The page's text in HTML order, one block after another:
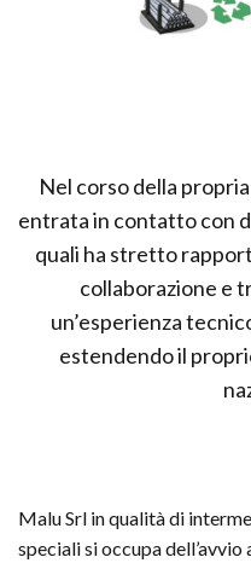
Nel corso della
entrata in contatto con
quali ha stretto
collaborazione e
un’esperienza
estendendo il
Malu Srl in qualità di
speciali si occupa